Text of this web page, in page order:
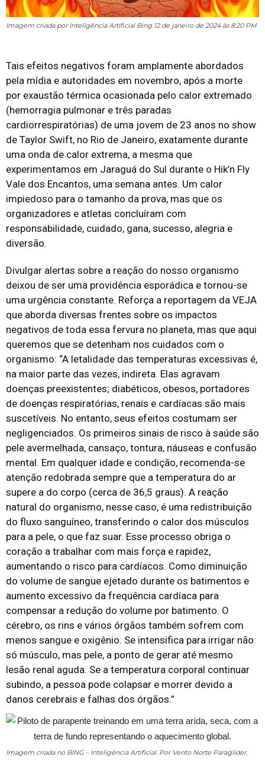
Imagem criada por Inteligência Artificial Bing 12 de janeiro de 2024 às 8:20 PM
Tais efeitos negativos foram amplamente abordados
pela mídia e autoridades em novembro, após a morte
por exaustão térmica ocasionada pelo calor extremado
(hemorragia pulmonar e três paradas
cardiorrespiratórias) de uma jovem de 23 anos no show
de Taylor Swift, no Rio de Janeiro, exatamente durante
uma onda de calor extrema, a mesma que
experimentamos em Jaraguá do Sul durante o Hik’n Fly
Vale dos Encantos, uma semana antes. Um calor
impiedoso para o tamanho da prova, mas que os
organizadores e atletas concluíram com
responsabilidade, cuidado, gana, sucesso, alegria e
diversão.
Divulgar alertas sobre a reação do nosso organismo
deixou de ser uma providência esporádica e tornou-se
uma urgência constante. Reforça a reportagem da VEJA
que aborda diversas frentes sobre os impactos
negativos de toda essa fervura no planeta, mas que aqui
queremos que se detenham nos cuidados com o
organismo: “A letalidade das temperaturas excessivas é,
na maior parte das vezes, indireta. Elas agravam
doenças preexistentes; diabéticos, obesos, portadores
de doenças respiratórias, renais e cardíacas são mais
suscetíveis. No entanto, seus efeitos costumam ser
negligenciados. Os primeiros sinais de risco à saúde são
pele avermelhada, cansaço, tontura, náuseas e confusão
mental. Em qualquer idade e condição, recomenda-se
atenção redobrada sempre que a temperatura do ar
supere a do corpo (cerca de 36,5 graus). A reação
natural do organismo, nesse caso, é uma redistribuição
do fluxo sanguíneo, transferindo o calor dos músculos
para a pele, o que faz suar. Esse processo obriga o
coração a trabalhar com mais força e rapidez,
aumentando o risco para cardíacos. Como diminuição
do volume de sangue ejetado durante os batimentos e
aumento excessivo da frequência cardíaca para
compensar a redução do volume por batimento. O
cérebro, os rins e vários órgãos também sofrem com
menos sangue e oxigênio. Se intensifica para irrigar não
só músculo, mas pele, a ponto de gerar até mesmo
lesão renal aguda. Se a temperatura corporal continuar
subindo, a pessoa pode colapsar e morrer devido a
danos cerebrais e falhas dos órgãos.”
Imagem criada no BING – Inteligência Artificial. Por Vento Norte Paraglider.